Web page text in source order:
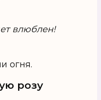
влюблен!
огня.
розу